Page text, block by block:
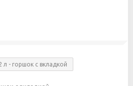
- горшок с вкладкой